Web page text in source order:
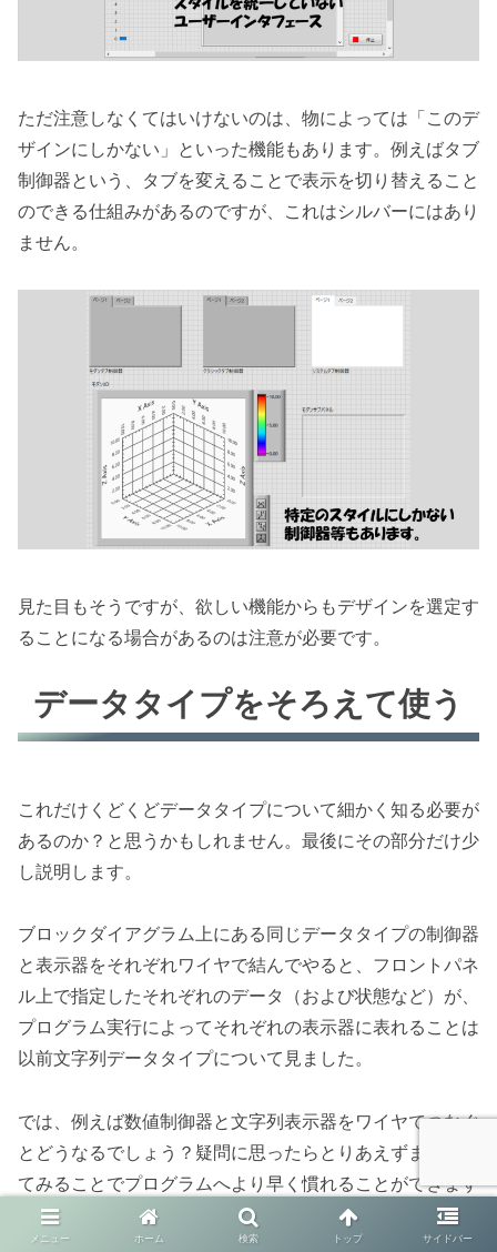
ただ注意しなくてはいけないのは、物によっては「このデ
ザインにしかない」といった機能もあります。例えばタブ
制御器という、タブを変えることで表示を切り替えること
のできる仕組みがあるのですが、これはシルバーにはあり
ません。
見た目もそうですが、欲しい機能からもデザインを選定す
ることになる場合があるのは注意が必要です。
データタイプをそろえて使う
これだけくどくどデータタイプについて細かく知る必要が
あるのか？と思うかもしれません。最後にその部分だけ少
し説明します。
ブロックダイアグラム上にある同じデータタイプの制御器
と表示器をそれぞれワイヤで結んでやると、フロントパネ
ル上で指定したそれぞれのデータ（および状態など）が、
プログラム実行によってそれぞれの表示器に表れることは
以前文字列データタイプについて見ました。
では、例えば数値制御器と文字列表示器をワイヤでつなぐ
とどうなるでしょう？疑問に思ったらとりあえずまずやっ
てみることでプログラムへより早く慣れることができます
よ。
メニュー ホーム 検索 トップ サイドバー